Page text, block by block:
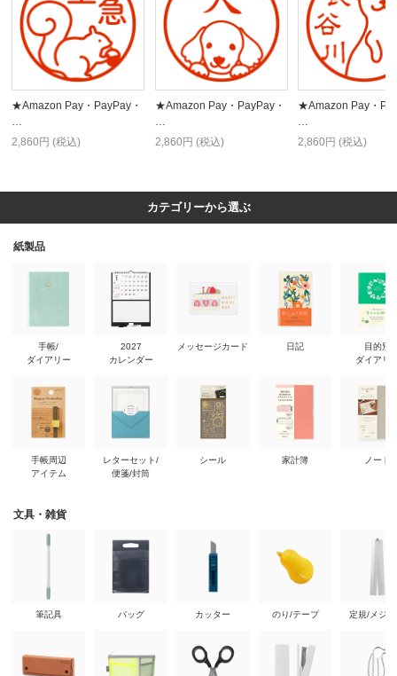
★Amazon Pay・PayPay・
…
2,860円 (税込)
★Amazon Pay・PayPay・
…
2,860円 (税込)
★Amazon Pay・
…
2,860円 (税込)
カテゴリーから選ぶ
紙製品
手帳/
ダイアリー
手帳周辺
アイテム
2027
カレンダー
レターセット/
便箋/封筒
メッセージカード
シール
日記
家計簿
目的別
ダイアリ
ノート
文具・雑貨
筆記具 バッグ カッター のり/テープ 定規/メジ